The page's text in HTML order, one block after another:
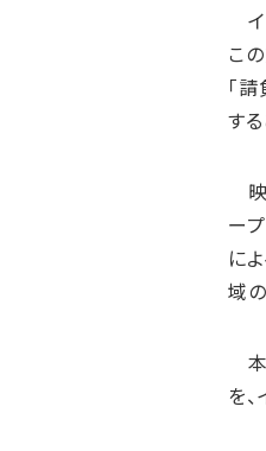
こ
「
す
ー
に
域
を